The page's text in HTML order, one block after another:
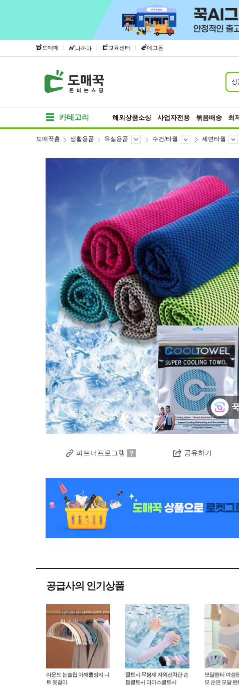
도매매 | 나까마 | 교육센터 | 에그돔
상
카테고리 해외상품소싱 사업자전용 묶음배송 최
도매꾹홈 생활용품 욕실용품 수건/타월 세면타월
파트너프로그램 공유하기
공급사의 인기상품
라운드 논슬립 어깨뿔방지 니
트 옷걸이
쿨토시 무봉제 자외선차단 손
등쿨토시 아이스쿨토시
모달팬티 여성
모 순면 모달